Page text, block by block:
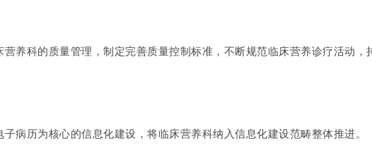
养科的质量管理，制定完善质量控制标准，不断规范临床营养诊疗活动，
病历为核心的信息化建设，将临床营养科纳入信息化建设范畴整体推进。